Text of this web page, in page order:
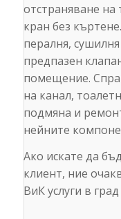
отстраняване на
кран без
пералня,
предпазен
помещение.
на канал,
подмяна и
нейните
Ако искате да
клиент, ние
ВиК услуги в